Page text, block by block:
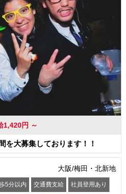
1,420円 ～
を大募集しております！！
大阪/梅田・北新地
5分以内 交通費支給 社員登用あり